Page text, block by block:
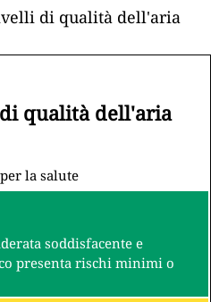
di qualità dell'aria
qualità dell'aria
la salute
soddisfacente e
presenta rischi minimi o